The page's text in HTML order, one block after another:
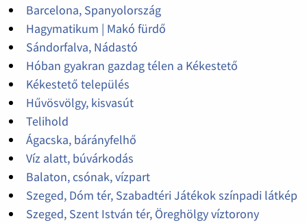
Barcelona, Spanyolország
Hagymatikum | Makó fürdő
Sándorfalva, Nádastó
Hóban gyakran gazdag télen a Kékestető
Kékestető település
Hűvösvölgy, kisvasút
Telihold
Ágacska, bárányfelhő
Víz alatt, búvárkodás
Balaton, csónak, vízpart
Szeged, Dóm tér, Szabadtéri Játékok színpadi látkép
Szeged, Szent István tér, Öreghölgy víztorony